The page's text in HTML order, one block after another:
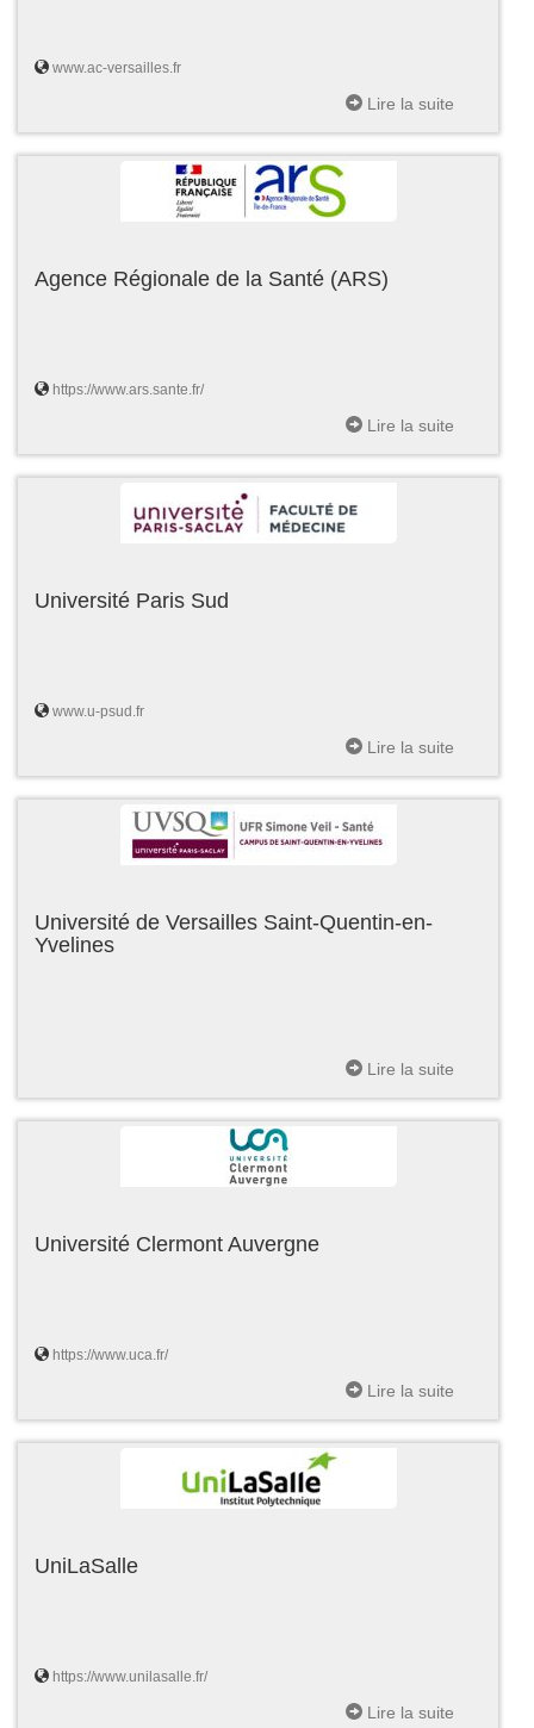
www.ac-versailles.fr
Lire la suite
Agence Régionale de la Santé (ARS)
https://www.ars.sante.fr/
Lire la suite
Université Paris Sud
www.u-psud.fr
Lire la suite
Université de Versailles Saint-Quentin-en-
Yvelines
Lire la suite
Université Clermont Auvergne
https://www.uca.fr/
Lire la suite
UniLaSalle
https://www.unilasalle.fr/
Lire la suite